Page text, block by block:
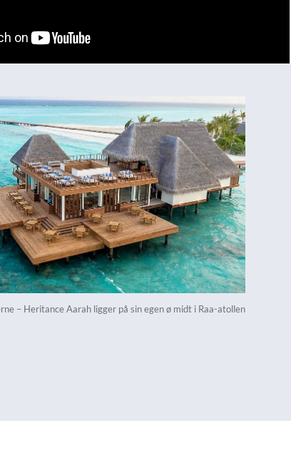
– Heritance Aarah ligger på sin egen ø midt i Raa-atollen